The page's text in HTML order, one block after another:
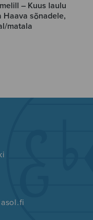
– Kuus laulu
Haava sõnadele,
matala